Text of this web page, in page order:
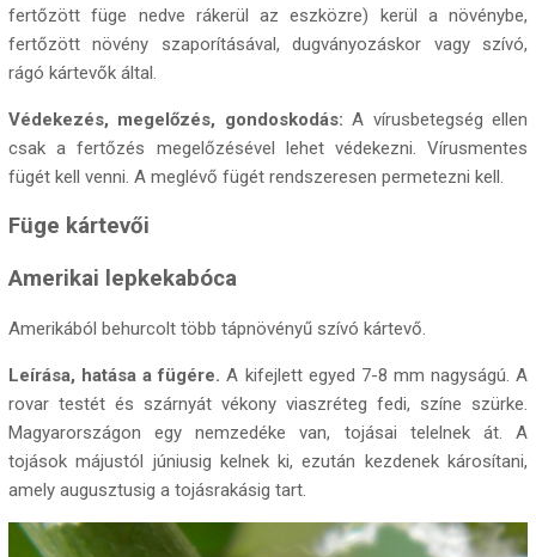
fertőzött füge nedve rákerül az eszközre) kerül a növénybe,
fertőzött növény szaporításával, dugványozáskor vagy szívó,
rágó kártevők által.
Védekezés, megelőzés, gondoskodás: A vírusbetegség ellen
csak a fertőzés megelőzésével lehet védekezni. Vírusmentes
fügét kell venni. A meglévő fügét rendszeresen permetezni kell.
Füge kártevői
Amerikai lepkekabóca
Amerikából behurcolt több tápnövényű szívó kártevő.
Leírása, hatása a fügére. A kifejlett egyed 7-8 mm nagyságú. A
rovar testét és szárnyát vékony viaszréteg fedi, színe szürke.
Magyarországon egy nemzedéke van, tojásai telelnek át. A
tojások májustól júniusig kelnek ki, ezután kezdenek károsítani,
amely augusztusig a tojásrakásig tart.